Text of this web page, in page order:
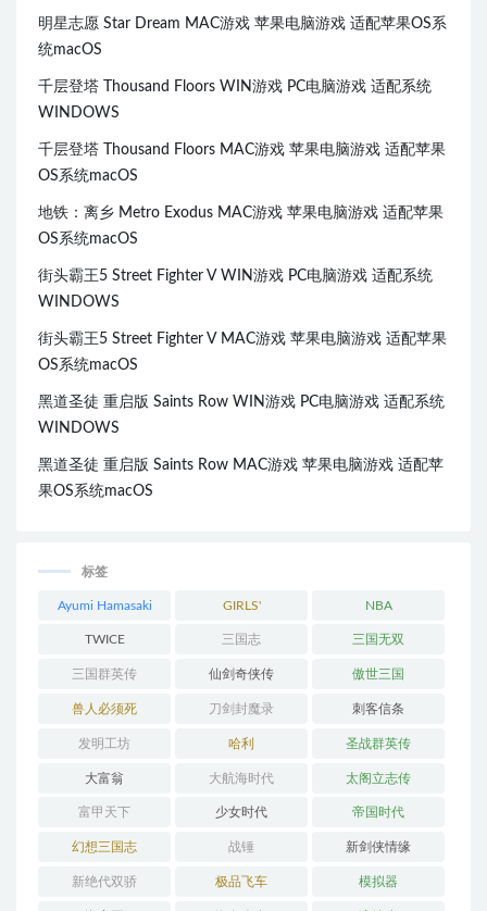
明星志愿 Star Dream MAC游戏 苹果电脑游戏 适配苹果OS系
统macOS
千层登塔 Thousand Floors WIN游戏 PC电脑游戏 适配系统
WINDOWS
千层登塔 Thousand Floors MAC游戏 苹果电脑游戏 适配苹果
OS系统macOS
地铁：离乡 Metro Exodus MAC游戏 苹果电脑游戏 适配苹果
OS系统macOS
街头霸王5 Street Fighter V WIN游戏 PC电脑游戏 适配系统
WINDOWS
街头霸王5 Street Fighter V MAC游戏 苹果电脑游戏 适配苹果
OS系统macOS
黑道圣徒 重启版 Saints Row WIN游戏 PC电脑游戏 适配系统
WINDOWS
黑道圣徒 重启版 Saints Row MAC游戏 苹果电脑游戏 适配苹
果OS系统macOS
标签
Ayumi Hamasaki GIRLS'
GENERATION
NBA
TWICE 三国志 三国无双
三国群英传 仙剑奇侠传 傲世三国
兽人必须死 刀剑封魔录 刺客信条
发明工坊 哈利 圣战群英传
大富翁 大航海时代 太阁立志传
富甲天下 少女时代 帝国时代
幻想三国志 战锤 新剑侠情缘
新绝代双骄 极品飞车 模拟器